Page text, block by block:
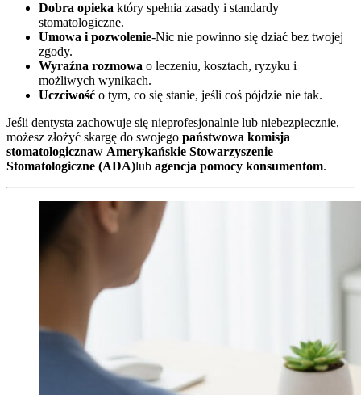
Dobra opieka który spełnia zasady i standardy
stomatologiczne.
Umowa i pozwolenie-Nic nie powinno się dziać bez twojej
zgody.
Wyraźna rozmowa o leczeniu, kosztach, ryzyku i
możliwych wynikach.
Uczciwość o tym, co się stanie, jeśli coś pójdzie nie tak.
Jeśli dentysta zachowuje się nieprofesjonalnie lub niebezpiecznie,
możesz złożyć skargę do swojego państwowa komisja
stomatologicznaw Amerykańskie Stowarzyszenie
Stomatologiczne (ADA)lub agencja pomocy konsumentom.